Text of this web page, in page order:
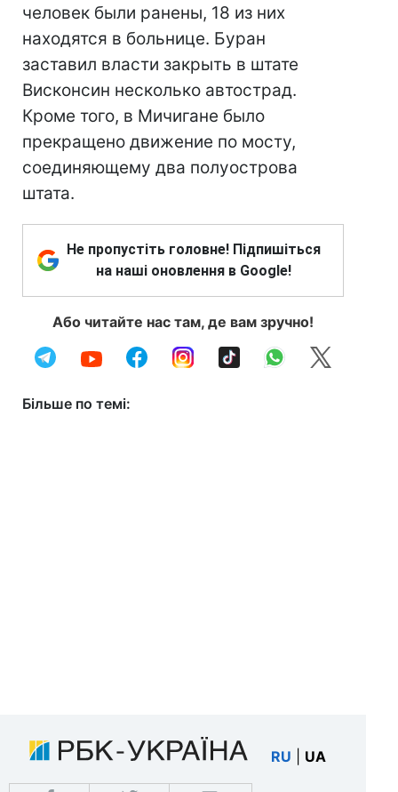
человек были ранены, 18 из них
находятся в больнице. Буран
заставил власти закрыть в штате
Висконсин несколько автострад.
Кроме того, в Мичигане было
прекращено движение по мосту,
соединяющему два полуострова
штата.
Не пропустіть головне! Підпишіться
на наші оновлення в Google!
Або читайте нас там, де вам зручно!
Більше по темі:
RU UA